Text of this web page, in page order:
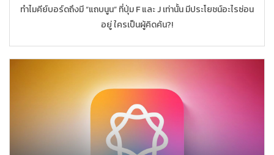
ทำไมคีย์บอร์ดถึงมี “แถบนูน” ที่ปุ่ม F และ J เท่านั้น มีประโยชน์อะไรซ่อน
อยู่ ใครเป็นผู้คิดค้น?!